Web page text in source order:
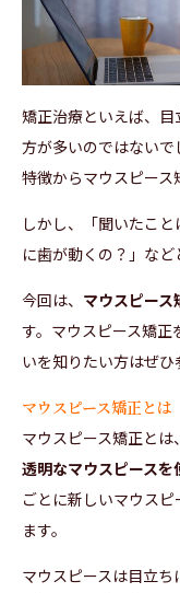
矯正治療といえば、
方が多いのではない
特徴からマウスピース
しかし、「聞いたこ
に歯が動くの？」など
今回は、 マウスピー
す。マウスピース矯
いを知りたい方はぜひ
マウスピース矯正とは
マウスピース矯正とは、
透明なマウスピース
ごとに新しいマウス
ます。
マウスピースは目立